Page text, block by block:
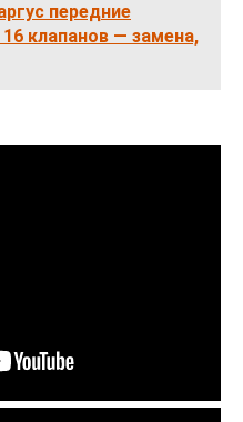
передние
клапанов — замена,